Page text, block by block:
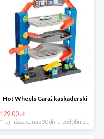
Hot Wheels Garaż kaskaderski
129.00 zł